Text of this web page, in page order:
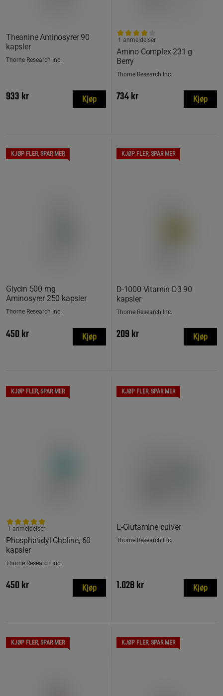
Theanine Aminosyrer 90
kapsler
Thorne Research Inc.
933 kr Kjøp
Amino Complex 231 g
Berry
1 anmeldelser
Thorne Research Inc.
734 kr Kjøp
KJØP FLER, SPAR MER
Glycin 500 mg
Aminosyrer 250 kapsler
Thorne Research Inc.
450 kr Kjøp
KJØP FLER, SPAR MER
D-1000 Vitamin D3 90
kapsler
Thorne Research Inc.
209 kr Kjøp
KJØP FLER, SPAR MER
Phosphatidyl Choline, 60
kapsler
1 anmeldelser
Thorne Research Inc.
450 kr Kjøp
KJØP FLER, SPAR MER
L-Glutamine pulver
Thorne Research Inc.
1.028 kr Kjøp
KJØP FLER, SPAR MER KJØP FLER, SPAR MER